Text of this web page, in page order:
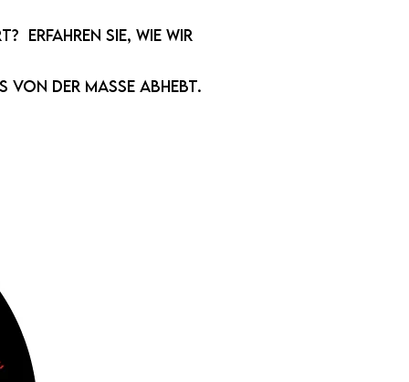
Erfahren Sie, wie wir
der Masse abhebt.